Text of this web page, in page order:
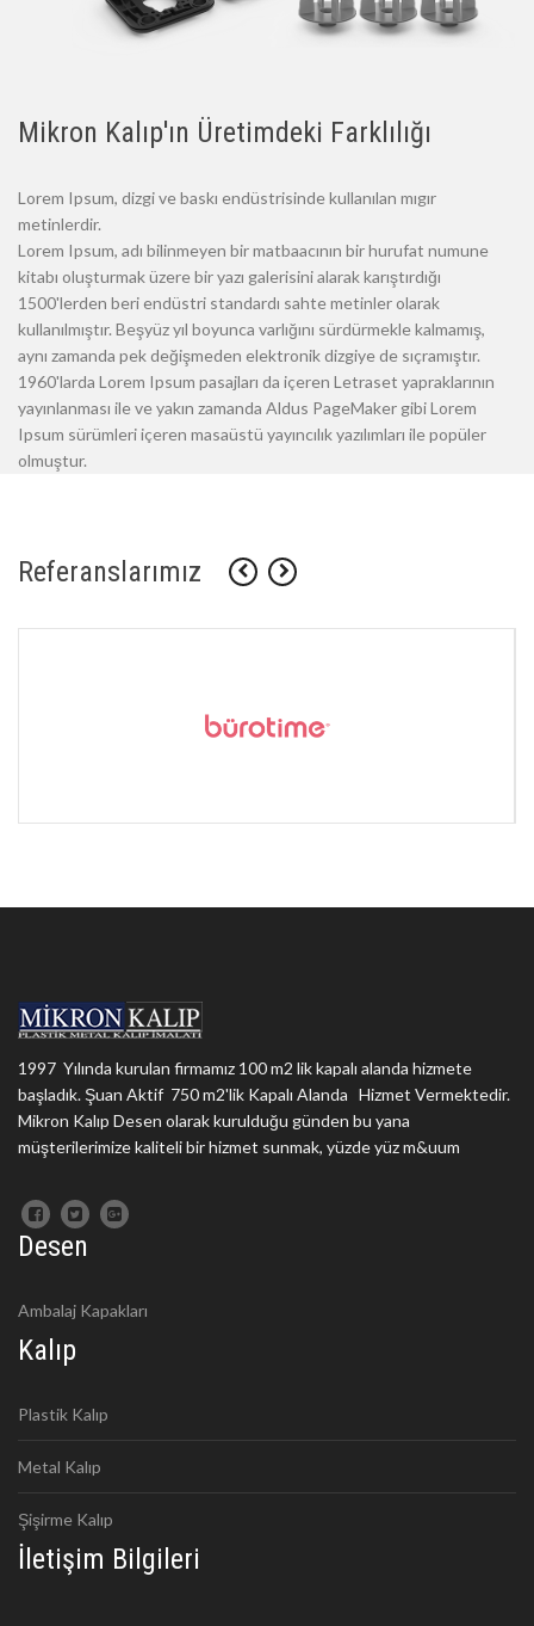
Mikron Kalıp'ın Üretimdeki Farklılığı
Lorem Ipsum, dizgi ve baskı endüstrisinde kullanılan mıgır
metinlerdir.
Lorem Ipsum, adı bilinmeyen bir matbaacının bir hurufat numune
kitabı oluşturmak üzere bir yazı galerisini alarak karıştırdığı
1500'lerden beri endüstri standardı sahte metinler olarak
kullanılmıştır. Beşyüz yıl boyunca varlığını sürdürmekle kalmamış,
aynı zamanda pek değişmeden elektronik dizgiye de sıçramıştır.
1960'larda Lorem Ipsum pasajları da içeren Letraset yapraklarının
yayınlanması ile ve yakın zamanda Aldus PageMaker gibi Lorem
Ipsum sürümleri içeren masaüstü yayıncılık yazılımları ile popüler
olmuştur.
Referanslarımız
1997 Yılında kurulan firmamız 100 m2 lik kapalı alanda hizmete
başladık. Şuan Aktif 750 m2'lik Kapalı Alanda Hizmet Vermektedir.
Mikron Kalıp Desen olarak kurulduğu günden bu yana
müşterilerimize kaliteli bir hizmet sunmak, yüzde yüz m&uum
Desen
Ambalaj Kapakları
Kalıp
Plastik Kalıp
Metal Kalıp
Şişirme Kalıp
İletişim Bilgileri